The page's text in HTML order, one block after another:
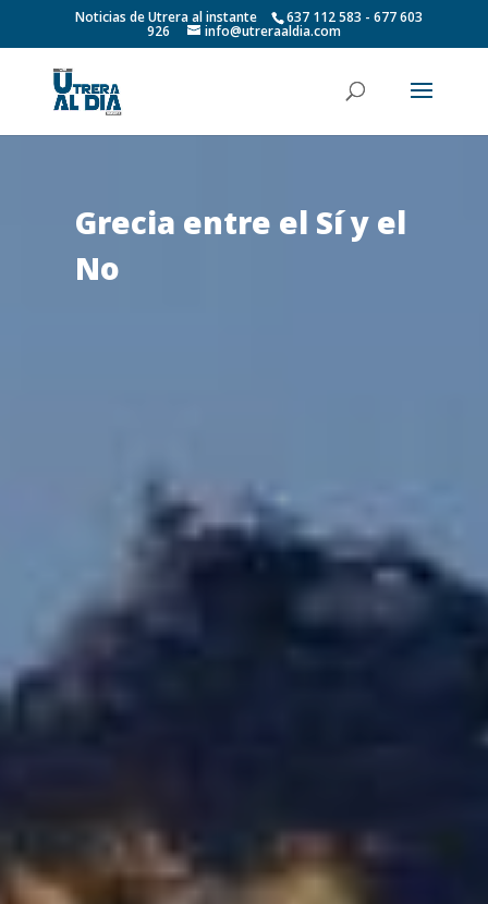
Noticias de Utrera al instante 637 112 583 - 677 603
926 info@utreraaldia.com
Grecia entre el Sí y el
No